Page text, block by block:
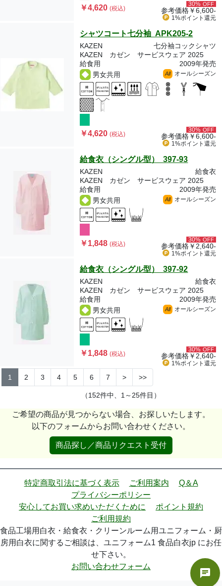
￥4,620(税込)
30% OFF
参考価格￥6,600-
1%ポイント 還元
シャツコート七分袖 APK205-2
KAZEN
七分袖コックシャツ
KAZEN カゼン サービスウェア 2025
給食用
2009年発売
男女共用
All オールシーズン
￥4,620(税込)
30% OFF
参考価格￥6,600-
1%ポイント 還元
給食衣（シングル型） 397-93
KAZEN
給食衣
KAZEN カゼン サービスウェア 2025
給食用
2009年発売
男女共用
All オールシーズン
￥1,848(税込)
30% OFF
参考価格￥2,640-
1%ポイント 還元
給食衣（シングル型） 397-92
KAZEN
給食衣
KAZEN カゼン サービスウェア 2025
給食用
2009年発売
男女共用
All オールシーズン
￥1,848(税込)
30% OFF
参考価格￥2,640-
1%ポイント 還元
1 2 3 4 5 6 7 > >>
（152件中、1～25件目）
ご希望の商品が見つからない場合、お探しいたします。
以下のフォームからお問い合わせください。
商品探し／商品リクエスト受付
特定商取引法に基づく表示 ご利用案内
Q＆A
プライバシーポリシー
安心してお買い求めいただくために
ポイント規約
ご利用規約
食品工場用白衣・給食衣・クリーンルーム用ユニフォーム・厨
房用白衣に関するご相談は、ユニフォーム1 食品白衣jp にお任
せ下さい。
お問い合わせフォーム